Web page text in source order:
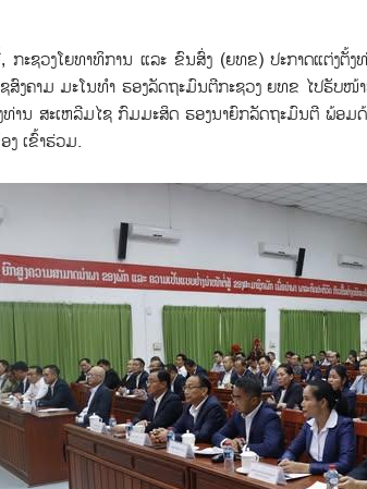
ະຊວງໂຍທາທິການ ແລະ ຂົນສົ່ງ (ຍທຂ) ປະກາດແຕ່ງຕັ້ງ
ສົງຄາມ ມະໂນທຳ ຮອງລັດຖະມົນຕີກະຊວງ ຍທຂ ໄປຮັບໜ້
ທ່ານ ສະເຫລີມໄຊ ກົມມະສິດ ຮອງນາຍົກລັດຖະມົນຕີ ພ້ອ
ງ ເຂົ້າຮ່ວມ.